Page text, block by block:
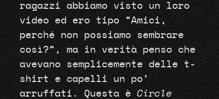
ragazzi abbiamo visto un loro
video ed ero tipo “Amici,
perché non possiamo sembrare
così?”, ma in verità penso che
avevano semplicemente delle t-
shirt e capelli un po’
arruffati. Questa è Circle